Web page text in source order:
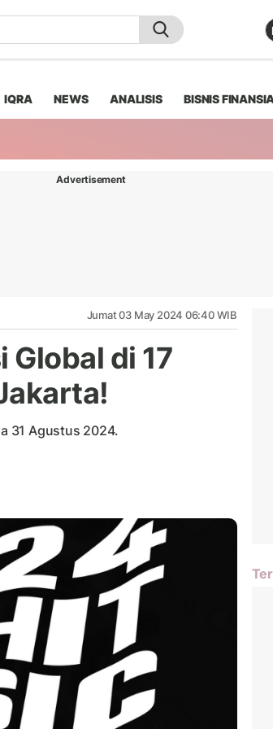
IQRA NEWS ANALISIS BISNIS
Advertisement
Jumat 03 May 2024 06:40 WIB
Global di 17
31 Agustus 2024.